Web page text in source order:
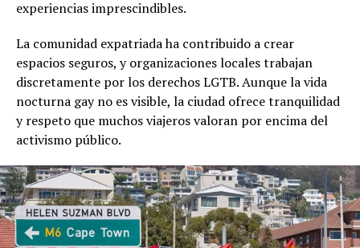
experiencias imprescindibles.
La comunidad expatriada ha contribuido a crear
espacios seguros, y organizaciones locales trabajan
discretamente por los derechos LGTB. Aunque la vida
nocturna gay no es visible, la ciudad ofrece tranquilidad
y respeto que muchos viajeros valoran por encima del
activismo público.